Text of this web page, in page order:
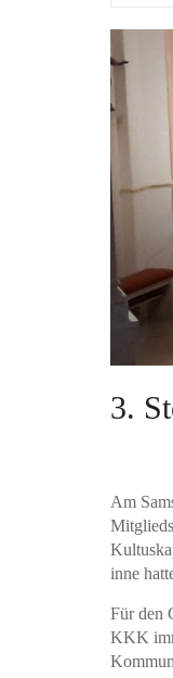
3.
Am
inne
Für den
KKK